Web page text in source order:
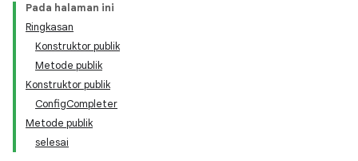
Pada halaman ini
Ringkasan
Konstruktor publik
Metode publik
Konstruktor publik
ConfigCompleter
Metode publik
selesai